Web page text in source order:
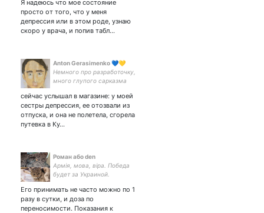
Я надеюсь что мое состояние
просто от того, что у меня
депрессия или в этом роде, узнаю
скоро у врача, и попив табл…
Anton Gerasimenko 💙💛
Немного про разработочку,
много глупого сарказма
сейчас услышал в магазине: у моей
сестры депрессия, ее отозвали из
отпуска, и она не полетела, сгорела
путевка в Ку…
Роман або den
Армія, мова, віра. Победа
будет за Украиной.
Его принимать не часто можно по 1
разу в сутки, и доза по
переносимости. Показания к